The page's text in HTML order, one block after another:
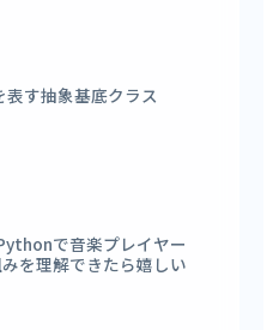
す抽象基底クラス
で音楽プレイヤー
を理解できたら嬉しい